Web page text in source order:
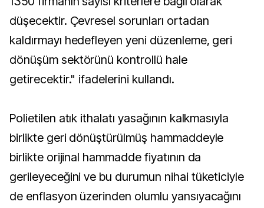
düşecektir. Çevresel sorunları ortadan
kaldırmayı hedefleyen yeni düzenleme, geri
dönüşüm sektörünü kontrollü hale
getirecektir." ifadelerini kullandı.
Polietilen atık ithalatı yasağının kalkmasıyla
birlikte geri dönüştürülmüş hammaddeyle
birlikte orijinal hammadde fiyatının da
gerileyeceğini ve bu durumun nihai tüketiciyle
de enflasyon üzerinden olumlu yansıyacağını